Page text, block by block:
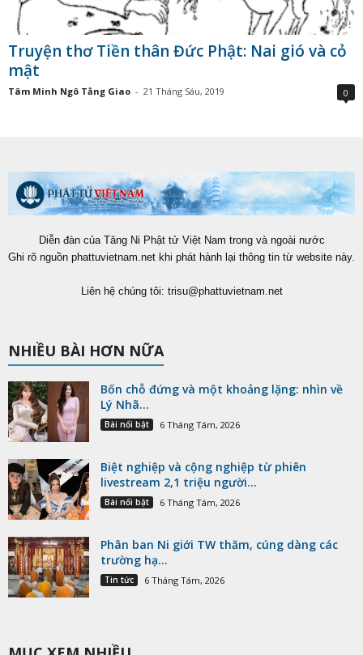
Truyện thơ Tiền thân Đức Phật: Nai gió và cỏ
mật
Tâm Minh Ngô Tằng Giao - 21 Tháng Sáu, 2019 0
Diễn đàn của Tăng Ni Phật tử Việt Nam trong và ngoài nước
Ghi rõ nguồn phattuvietnam.net khi phát hành lại thông tin từ website này.
Liên hệ chúng tôi: trisu@phattuvietnam.net
NHIỀU BÀI HƠN NỮA
Bốn chỗ đứng và một khoảng lặng: nhìn về
Lý Nhã...
Bài nổi bật 6 Tháng Tám, 2026
Biệt nghiệp và cộng nghiệp từ phiên
livestream 2,1 triệu người...
Bài nổi bật 6 Tháng Tám, 2026
Phân ban Ni giới TW thăm, cúng dàng các
trường hạ...
Tin tức 6 Tháng Tám, 2026